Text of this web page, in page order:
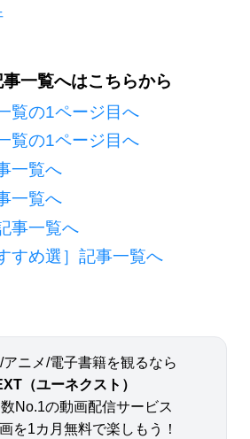
一覧へはこちらから
覧の1ページ目へ
覧の1ページ目へ
一覧へ
一覧へ
事一覧へ
すめ選］記事一覧へ
ニメ/電子書籍を観るなら
（ユーネクスト）
No.1の動画配信サービス
を1カ月無料で楽しもう！